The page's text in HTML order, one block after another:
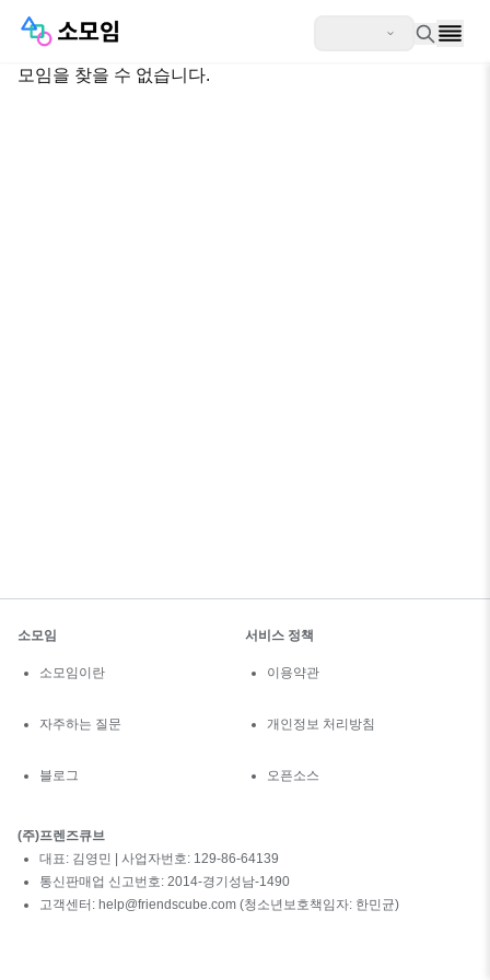
모임을 찾을 수 없습니다.
소모임
소모임이란
자주하는 질문
블로그
서비스 정책
이용약관
개인정보 처리방침
오픈소스
(주)프렌즈큐브
대표: 김영민 | 사업자번호: 129-86-64139
통신판매업 신고번호: 2014-경기성남-1490
고객센터: help@friendscube.com (청소년보호책임자: 한민균)